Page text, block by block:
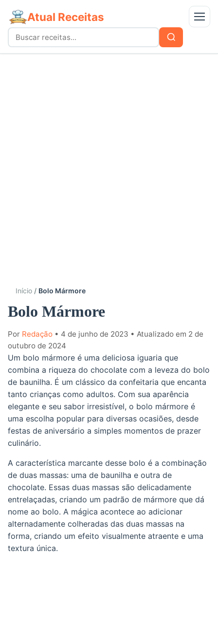
Atual Receitas Menu
Buscar
por:
Buscar
Início Bolo Mármore
Bolo Mármore
Por Redação • 4 de junho de 2023 • Atualizado em 2 de
outubro de 2024
Um bolo mármore é uma deliciosa iguaria que
combina a riqueza do chocolate com a leveza do bolo
de baunilha. É um clássico da confeitaria que encanta
tanto crianças como adultos. Com sua aparência
elegante e seu sabor irresistível, o bolo mármore é
uma escolha popular para diversas ocasiões, desde
festas de aniversário a simples momentos de prazer
culinário.
A característica marcante desse bolo é a combinação
de duas massas: uma de baunilha e outra de
chocolate. Essas duas massas são delicadamente
entrelaçadas, criando um padrão de mármore que dá
nome ao bolo. A mágica acontece ao adicionar
alternadamente colheradas das duas massas na
forma, criando um efeito visualmente atraente e uma
textura única.